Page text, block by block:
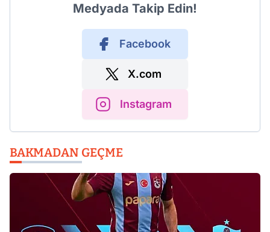
Medyada Takip Edin!
Facebook
X.com
Instagram
BAKMADAN GEÇME